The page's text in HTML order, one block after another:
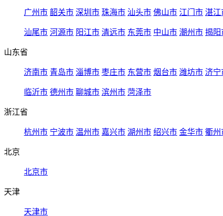
广州市 韶关市 深圳市 珠海市 汕头市 佛山市 江门市 湛江
汕尾市 河源市 阳江市 清远市 东莞市 中山市 潮州市 揭阳
山东省
济南市 青岛市 淄博市 枣庄市 东营市 烟台市 潍坊市 济宁
临沂市 德州市 聊城市 滨州市 菏泽市
浙江省
杭州市 宁波市 温州市 嘉兴市 湖州市 绍兴市 金华市 衢州
北京
北京市
天津
天津市